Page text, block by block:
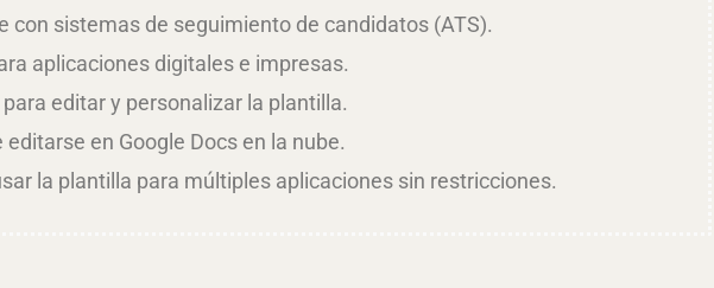
sistemas de seguimiento de candidatos (ATS).
aplicaciones digitales e impresas.
editar y personalizar la plantilla.
en Google Docs en la nube.
la plantilla para múltiples aplicaciones sin restricciones.